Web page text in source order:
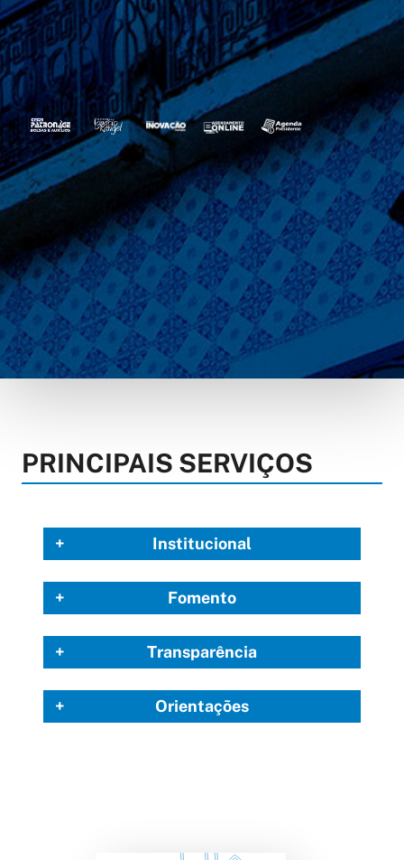
PRINCIPAIS SERVIÇOS
Institucional
Fomento
Transparência
Orientações